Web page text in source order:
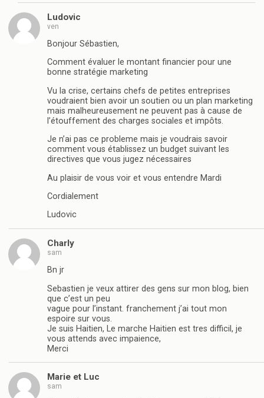
Ludovic
ven
Bonjour Sébastien,
Comment évaluer le montant financier pour une
bonne stratégie marketing
Vu la crise, certains chefs de petites entreprises
voudraient bien avoir un soutien ou un plan marketing
mais malheureusement ne peuvent pas à cause de
l’étouffement des charges sociales et impôts.
Je n’ai pas ce probleme mais je voudrais savoir
comment vous établissez un budget suivant les
directives que vous jugez nécessaires
Au plaisir de vous voir et vous entendre Mardi
Cordialement
Ludovic
Charly
sam
Bn jr
Sebastien je veux attirer des gens sur mon blog, bien
que c’est un peu
vague pour l’instant. franchement j’ai tout mon
espoire sur vous.
Je suis Haitien, Le marche Haitien est tres difficil, je
vous attends avec impaience,
Merci
Marie et Luc
sam